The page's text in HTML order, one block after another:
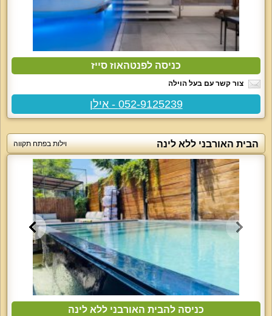
כניסה לפנטהאוז סייז
צור קשר עם בעל הוילה
052-9125239 - אילן
הבית האורבני ללא לינה וילות בפתח תקווה
כניסה להבית האורבני ללא לינה